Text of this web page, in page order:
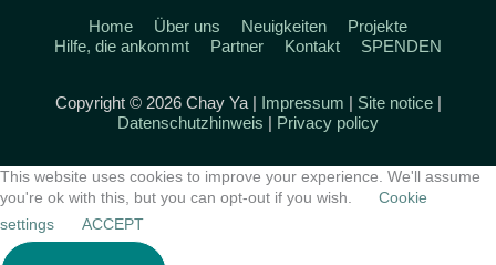
Home Über uns Neuigkeiten
Projekte
Hilfe, die ankommt
Partner Kontakt SPENDEN
Copyright © 2026 Chay Ya | Impressum | Site notice|
Datenschutzhinweis | Privacy policy
This website uses cookies to improve your experience. We'll assume
you're ok with this, but you can opt-out if you wish.
Cookie
settings
ACCEPT